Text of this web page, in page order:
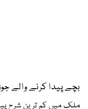
بچے پیدا کرنے والے
ملک میں کم ترین شرح